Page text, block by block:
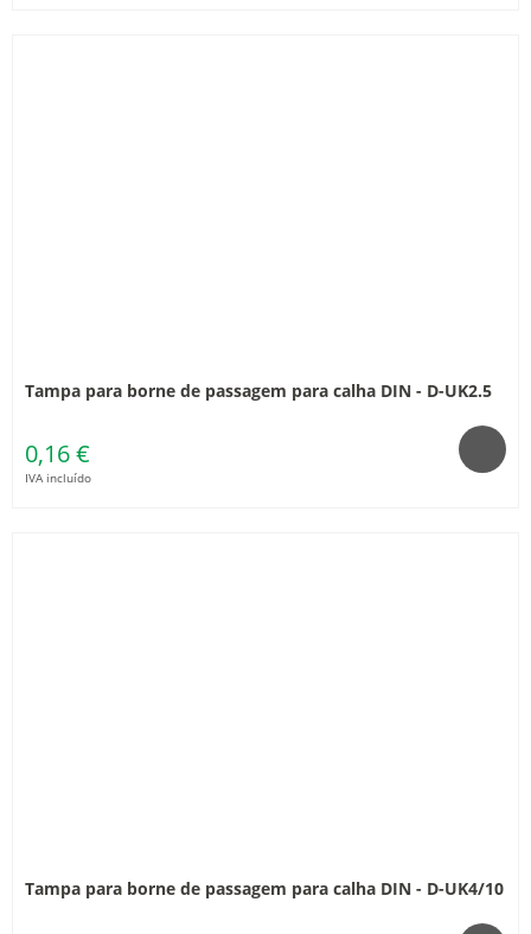
Tampa para borne de passagem para calha DIN - D-UK2.5
0,16 €
IVA incluído
Tampa para borne de passagem para calha DIN - D-UK4/10